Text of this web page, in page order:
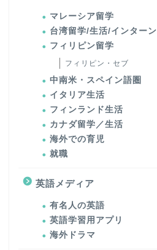
マレーシア留学
台湾留学/生活/インターン
フィリピン留学
フィリピン・セブ
中南米・スペイン語圏
イタリア生活
フィンランド生活
カナダ留学／生活
海外での育児
就職
英語メディア
有名人の英語
英語学習用アプリ
海外ドラマ